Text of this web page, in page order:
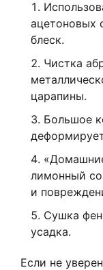
ацетоновых
блеск.
Чистка
царапины.
Большое
лимонный
и
Сушка
усадка.
Если не